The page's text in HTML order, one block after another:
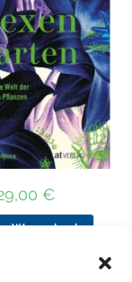
€
Warenkorb